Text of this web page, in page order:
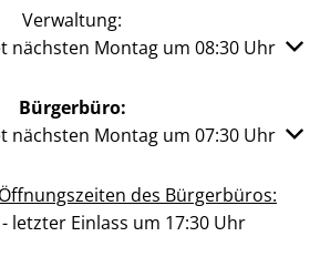
Verwaltung:
Öffnungs- oder Schließzeiten
nächsten Montag um 08:30 Uhr
Bürgerbüro:
Öffnungs- oder Schließzeiten
nächsten Montag um 07:30 Uhr
des Bürgerbüros:
letzter Einlass um 17:30 Uhr